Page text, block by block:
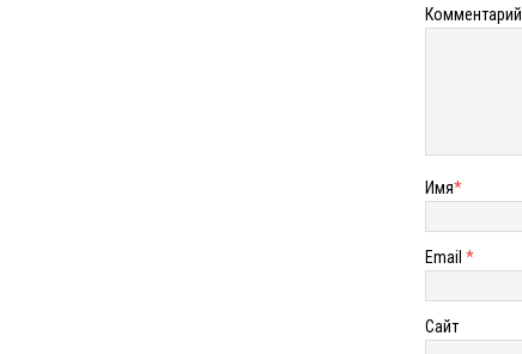
Комментарий
Имя*
Email *
Сайт